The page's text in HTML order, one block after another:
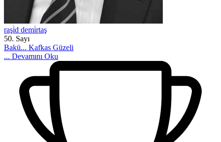
raşi̇d demi̇rtaş
50. Sayı
Bakü... Kafkas Güzeli
... Devamını Oku